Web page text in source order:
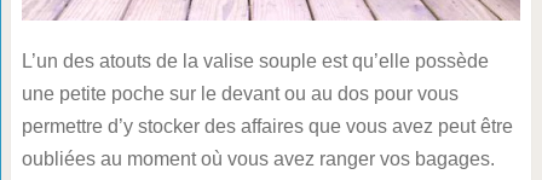
L’un des atouts de la valise souple est qu’elle possède
une petite poche sur le devant ou au dos pour vous
permettre d’y stocker des affaires que vous avez peut être
oubliées au moment où vous avez ranger vos bagages.